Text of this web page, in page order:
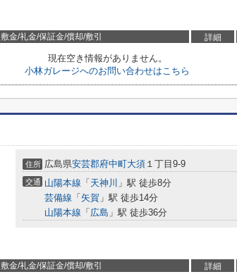
敷金/礼金/保証金/償却/敷引 詳細
現在空き情報がありません。
小林ガレージへのお問い合わせはこちら
住所 広島県安芸郡府中町大須 １丁目9-9
交通 山陽本線 「 天神川 」駅 徒歩8分
芸備線 「 矢賀 」駅 徒歩14分
山陽本線 「 広島 」駅 徒歩36分
敷金/礼金/保証金/償却/敷引 詳細